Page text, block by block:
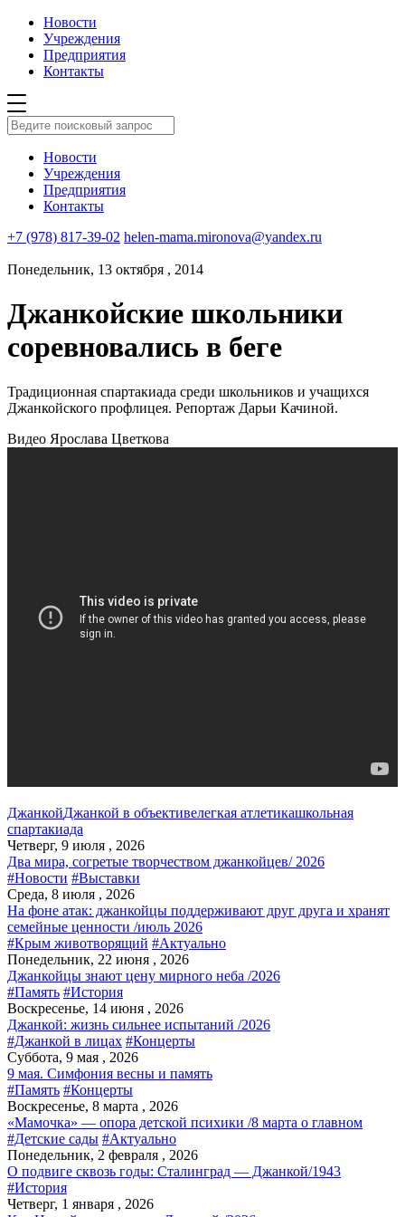
Новости
Учреждения
Предприятия
Контакты
Новости
Учреждения
Предприятия
Контакты
+7 (978) 817-39-02 helen-mama.mironova@yandex.ru
Понедельник, 13 октября , 2014
Джанкойские школьники
соревновались в беге
Традиционная спартакиада среди школьников и учащихся
Джанкойского профлицея. Репортаж Дарьи Качиной.
Видео Ярослава Цветкова
ДжанкойДжанкой в объективелегкая атлетикашкольная
спартакиада
Четверг, 9 июля , 2026
Два мира, согретые творчеством джанкойцев/ 2026
#Новости #Выставки
Среда, 8 июля , 2026
На фоне атак: джанкойцы поддерживают друг друга и хранят
семейные ценности /июль 2026
#Крым животворящий #Актуально
Понедельник, 22 июня , 2026
Джанкойцы знают цену мирного неба /2026
#Память #История
Воскресенье, 14 июня , 2026
Джанкой: жизнь сильнее испытаний /2026
#Джанкой в лицах #Концерты
Суббота, 9 мая , 2026
9 мая. Симфония весны и память
#Память #Концерты
Воскресенье, 8 марта , 2026
«Мамочка» — опора детской психики /8 марта о главном
#Детские сады #Актуально
Понедельник, 2 февраля , 2026
О подвиге сквозь годы: Сталинград — Джанкой/1943
#История
Четверг, 1 января , 2026